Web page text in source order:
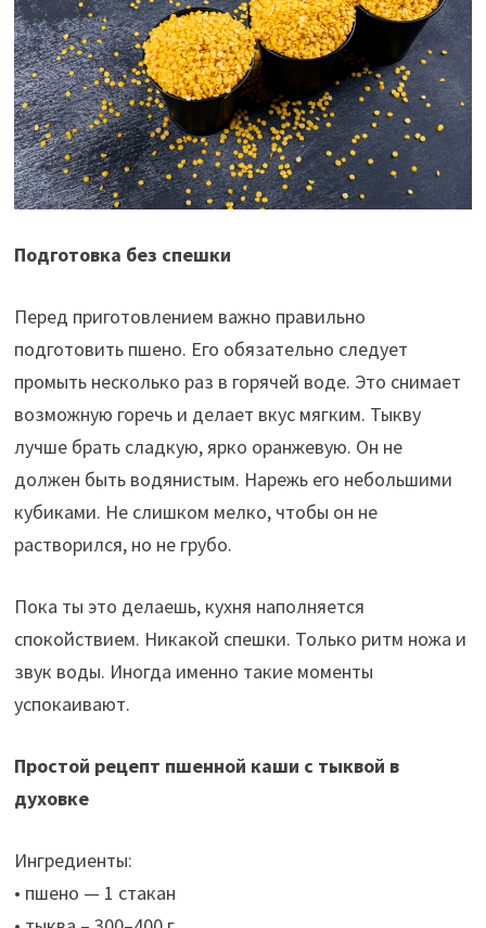
Подготовка без спешки
Перед приготовлением важно правильно
подготовить пшено. Его обязательно следует
промыть несколько раз в горячей воде. Это снимает
возможную горечь и делает вкус мягким. Тыкву
лучше брать сладкую, ярко оранжевую. Он не
должен быть водянистым. Нарежь его небольшими
кубиками. Не слишком мелко, чтобы он не
растворился, но не грубо.
Пока ты это делаешь, кухня наполняется
спокойствием. Никакой спешки. Только ритм ножа и
звук воды. Иногда именно такие моменты
успокаивают.
Простой рецепт пшенной каши с тыквой в
духовке
Ингредиенты:
• пшено — 1 стакан